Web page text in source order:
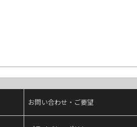
お問い合わせ・ご要望